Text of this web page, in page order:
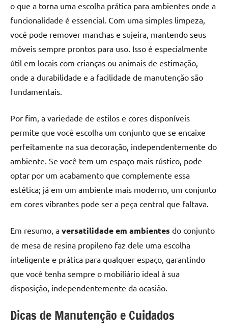
o que a torna uma escolha prática para ambientes onde a
funcionalidade é essencial. Com uma simples limpeza,
você pode remover manchas e sujeira, mantendo seus
móveis sempre prontos para uso. Isso é especialmente
útil em locais com crianças ou animais de estimação,
onde a durabilidade e a facilidade de manutenção são
fundamentais.
Por fim, a variedade de estilos e cores disponíveis
permite que você escolha um conjunto que se encaixe
perfeitamente na sua decoração, independentemente do
ambiente. Se você tem um espaço mais rústico, pode
optar por um acabamento que complemente essa
estética; já em um ambiente mais moderno, um conjunto
em cores vibrantes pode ser a peça central que faltava.
Em resumo, a versatilidade em ambientes do conjunto
de mesa de resina propileno faz dele uma escolha
inteligente e prática para qualquer espaço, garantindo
que você tenha sempre o mobiliário ideal à sua
disposição, independentemente da ocasião.
Dicas de Manutenção e Cuidados